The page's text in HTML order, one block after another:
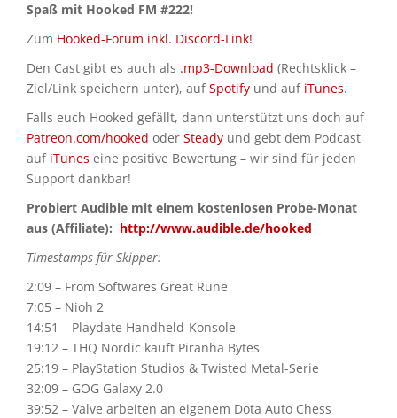
Spaß mit Hooked FM #222!
Zum Hooked-Forum inkl. Discord-Link!
Den Cast gibt es auch als .mp3-Download (Rechtsklick –
Ziel/Link speichern unter), aufSpotify und auf iTunes.
Falls euch Hooked gefällt, dann unterstützt uns doch auf
Patreon.com/hooked oder Steady und gebt dem Podcast
auf iTunes eine positive Bewertung – wir sind für jeden
Support dankbar!
Probiert Audible mit einem kostenlosen Probe-Monat
aus (Affiliate): http://www.audible.de/hooked
Timestamps für Skipper:
2:09 – From Softwares Great Rune
7:05 – Nioh 2
14:51 – Playdate Handheld-Konsole
19:12 – THQ Nordic kauft Piranha Bytes
25:19 – PlayStation Studios & Twisted Metal-Serie
32:09 – GOG Galaxy 2.0
39:52 – Valve arbeiten an eigenem Dota Auto Chess